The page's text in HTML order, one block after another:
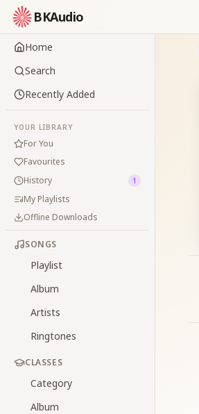
BKAudio
Home
Search
Recently Added
YOUR LIBRARY
For You
Favourites
History
1
My Playlists
Offline Downloads
SONGS
Playlist
Album
Artists
Ringtones
CLASSES
Category
Album